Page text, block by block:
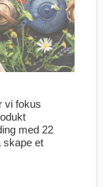
vi fokus
med 22
skape et